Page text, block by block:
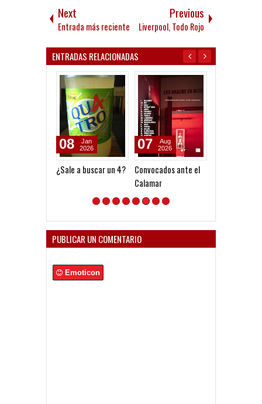
Next
Entrada más reciente
Previous
Liverpool, Todo Rojo
ENTRADAS RELACIONADAS
¿Sale a buscar un 4?
08
Jan
2026
Convocados ante el
Calamar
07
Aug
2026
PUBLICAR UN COMENTARIO
Emoticon